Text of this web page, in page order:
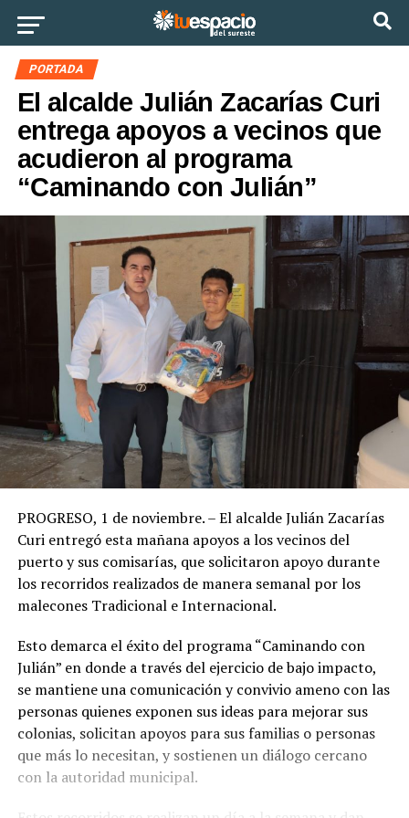
PORTADA
El alcalde Julián Zacarías Curi
entrega apoyos a vecinos que
acudieron al programa
“Caminando con Julián”
PROGRESO, 1 de noviembre. – El alcalde Julián Zacarías
Curi entregó esta mañana apoyos a los vecinos del
puerto y sus comisarías, que solicitaron apoyo durante
los recorridos realizados de manera semanal por los
malecones Tradicional e Internacional.
Esto demarca el éxito del programa “Caminando con
Julián” en donde a través del ejercicio de bajo impacto,
se mantiene una comunicación y convivio ameno con las
personas quienes exponen sus ideas para mejorar sus
colonias, solicitan apoyos para sus familias o personas
que más lo necesitan, y sostienen un diálogo cercano
con la autoridad municipal.
Ir a la versión móvil